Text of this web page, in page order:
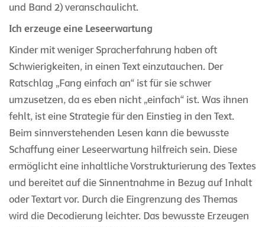
und Band 2) veranschaulicht.
Ich erzeuge eine Leseerwartung
Kinder mit weniger Spracherfahrung haben oft
Schwierigkeiten, in einen Text einzutauchen. Der
Ratschlag „Fang einfach an“ ist für sie schwer
umzusetzen, da es eben nicht „einfach“ ist. Was ihnen
fehlt, ist eine Strategie für den Einstieg in den Text.
Beim sinnverstehenden Lesen kann die bewusste
Schaffung einer Leseerwartung hilfreich sein. Diese
ermöglicht eine inhaltliche Vorstrukturierung des Textes
und bereitet auf die Sinnentnahme in Bezug auf Inhalt
oder Textart vor. Durch die Eingrenzung des Themas
wird die Decodierung leichter. Das bewusste Erzeugen